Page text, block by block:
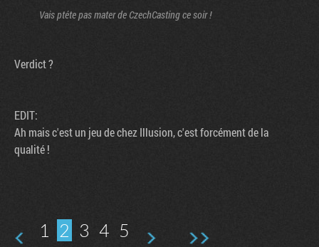
Vais ptéte pas mater de CzechCasting ce soir !
Verdict ?
EDIT:
Ah mais c'est un jeu de chez Illusion, c'est forcément de la
qualité !
1 2 3 4 5